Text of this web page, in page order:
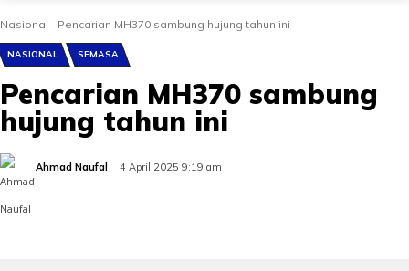
Nasional Pencarian MH370 sambung hujung tahun ini
NASIONAL SEMASA
Pencarian MH370 sambung
hujung tahun ini
Ahmad Naufal 4 April 2025 9:19 am